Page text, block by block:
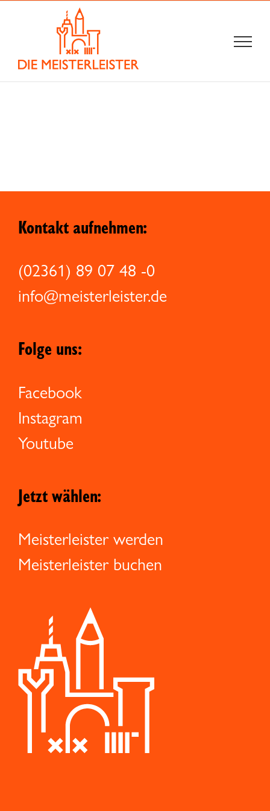
Kontakt aufnehmen:
(02361) 89 07 48 -0
info@meisterleister.de
Folge uns:
Facebook
Instagram
Youtube
Jetzt wählen:
Meisterleister werden
Meisterleister buchen